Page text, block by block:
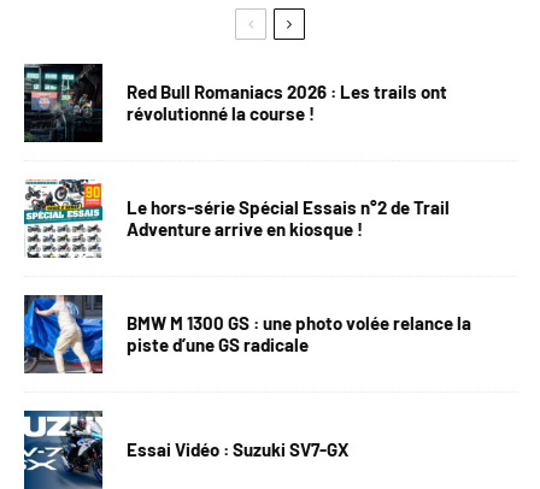
Red Bull Romaniacs 2026 : Les trails ont
révolutionné la course !
Le hors-série Spécial Essais n°2 de Trail
Adventure arrive en kiosque !
BMW M 1300 GS : une photo volée relance la
piste d’une GS radicale
Essai Vidéo : Suzuki SV7-GX